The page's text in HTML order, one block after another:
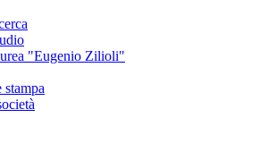
"Eugenio Zilioli"